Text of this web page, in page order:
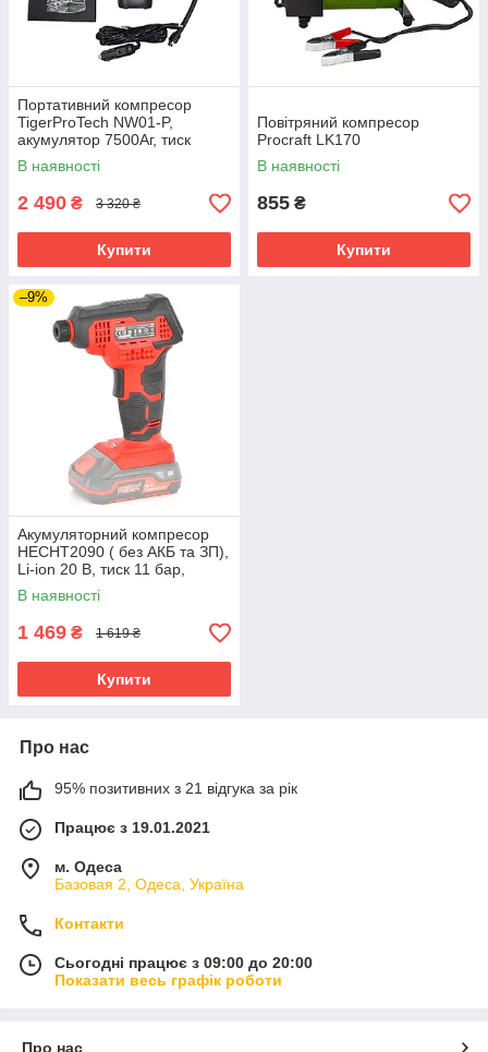
Портативний компресор
TigerProTech NW01-P,
акумулятор 7500Аг, тиск
4.4БАР, USB вихід, ліхтарик
В наявності
2 490 ₴ 3 320 ₴
Купити
Повітряний компресор
Procraft LK170
В наявності
855 ₴
Купити
–9%
Акумуляторний компресор
HECHT2090 ( без АКБ та ЗП),
Li-ion 20 В, тиск 11 бар,
дисплей
В наявності
1 469 ₴ 1 619 ₴
Купити
Про нас
95% позитивних з 21 відгука за рік
Працює з 19.01.2021
м. Одеса
Базовая 2, Одеса, Україна
Контакти
Сьогодні працює з 09:00 до 20:00
Показати весь графік роботи
Про нас